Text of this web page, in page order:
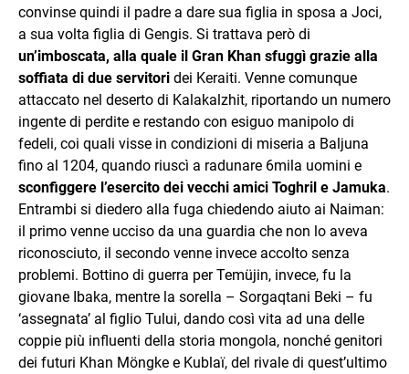
convinse quindi il padre a dare sua figlia in sposa a Joci,
a sua volta figlia di Gengis. Si trattava però di
un’imboscata, alla quale il Gran Khan sfuggì grazie alla
soffiata di due servitori dei Keraiti. Venne comunque
attaccato nel deserto di Kalakalzhit, riportando un numero
ingente di perdite e restando con esiguo manipolo di
fedeli, coi quali visse in condizioni di miseria a Baljuna
fino al 1204, quando riuscì a radunare 6mila uomini e
sconfiggere l’esercito dei vecchi amici Toghril e Jamuka.
Entrambi si diedero alla fuga chiedendo aiuto ai Naiman:
il primo venne ucciso da una guardia che non lo aveva
riconosciuto, il secondo venne invece accolto senza
problemi. Bottino di guerra per Temüjin, invece, fu la
giovane Ibaka, mentre la sorella – Sorgaqtani Beki – fu
‘assegnata’ al figlio Tului, dando così vita ad una delle
coppie più influenti della storia mongola, nonché genitori
dei futuri Khan Möngke e Kublaï, del rivale di quest’ultimo